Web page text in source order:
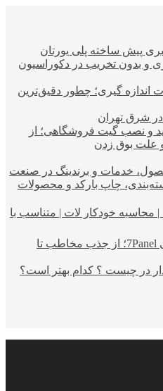
پیش ساخته پلی یورتان
و بدون تخریب در دکوراسیون
اندازه گیری؛ چطور دقیق‌ترین
شرق تهران
و نصب گیت فروشگاهی؛ از
علت بوق زدن
خدمات و برندینگ در صنعت
چاپ بارکد و محصولات
خودکار لات | متناسب با
خدمات شبکه‌های اجتماعی 7Panel؛ از جذب مخاطب تا
در چیست ؟ کدام بهتر است؟